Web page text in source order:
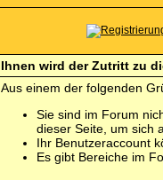
Ihnen wird der Zutritt zu
Aus einem der folgenden
Sie sind im Forum
dieser Seite, um sich
Ihr Benutzeraccount
Es gibt Bereiche im